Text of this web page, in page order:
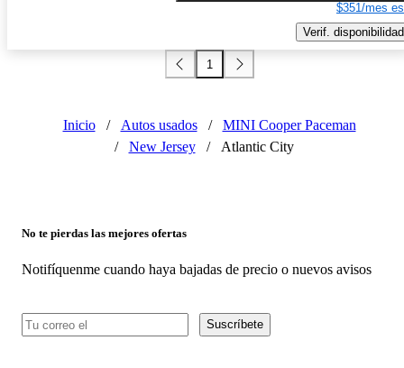
$351/mes
Verif. disponibilidad
1
Inicio / Autos usados /
MINI Cooper Paceman
/
New Jersey / Atlantic City
No te pierdas las mejores ofertas
Notifíquenme cuando haya bajadas de precio o nuevos avisos
Suscríbete